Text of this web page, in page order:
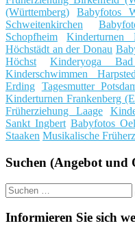
(Württemberg)
Babyfotos
Schweitenkirchen
Schopfheim
Kinderturnen
Höchstädt an der Donau
Höchst
Kinderyoga
Kinderschwimmen
Erding Tagesmutter
Kinderturnen Frankenberg
Früherziehung Laage
Sankt Ingbert Babyfotos
Staaken Musikalische
Suchen (Angebot und
Suche
nach:
Informieren Sie sich